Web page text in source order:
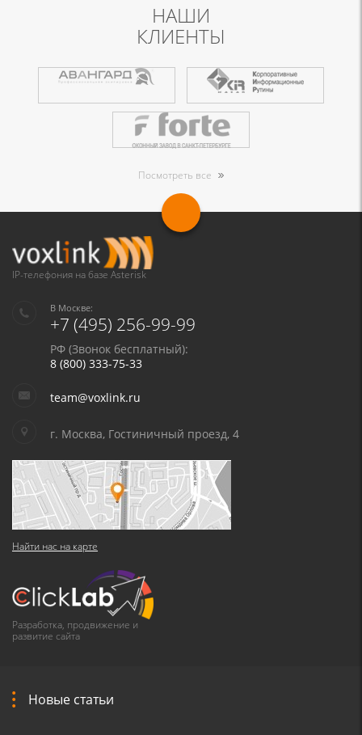
НАШИ
КЛИЕНТЫ
Посмотреть все
IP-телефония на базе Asterisk
В Москве:
+7 (495) 256-99-99
РФ (Звонок бесплатный):
8 (800) 333-75-33
team@voxlink.ru
г. Москва, Гостиничный проезд, 4
Найти нас на карте
Разработка, продвижение и
развитие сайта
Новые статьи